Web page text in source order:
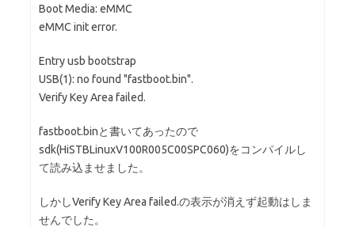
Boot Media: eMMC
eMMC init error.
Entry usb bootstrap
USB(1): no found "fastboot.bin".
Verify Key Area failed.
fastboot.binと書いてあったので
sdk(HiSTBLinuxV100R005C00SPC060)をコンパイルし
て読み込ませました。
しかしVerify Key Area failed.の表示が消えず起動はしま
せんでした。